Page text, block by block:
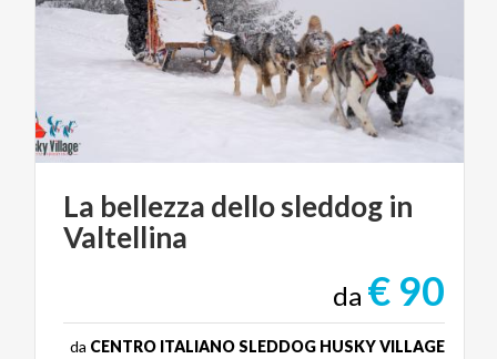
La bellezza dellosleddog in
Valtellina
da € 90
da CENTRO ITALIANO SLEDDOG HUSKY VILLAGE